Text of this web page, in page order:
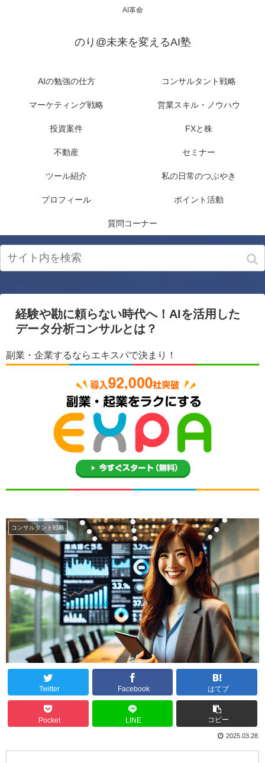
AI革命
のり@未来を変えるAI塾
AIの勉強の仕方 コンサルタント戦略
マーケティング戦略 営業スキル・ノウハウ
投資案件 FXと株
不動産 セミナー
ツール紹介 私の日常のつぶやき
プロフィール ポイント活動
質問コーナー
経験や勘に頼らない時代へ！AIを活用した
データ分析コンサルとは？
副業・企業するならエキスパで決まり！
コンサルタント戦略
Twitter Facebook はてブ
Pocket LINE コピー
2025.03.28